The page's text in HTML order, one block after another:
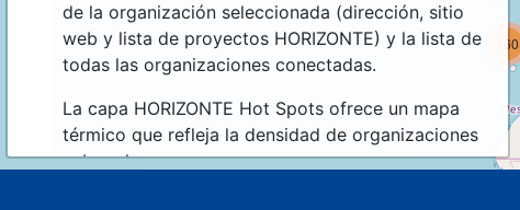
de la organización seleccionada (dirección, sitio
web y lista de proyectos HORIZONTE) y la lista de
todas las organizaciones conectadas.
La capa HORIZONTE Hot Spots ofrece un mapa
térmico que refleja la densidad de organizaciones
sobre el mapa.
160